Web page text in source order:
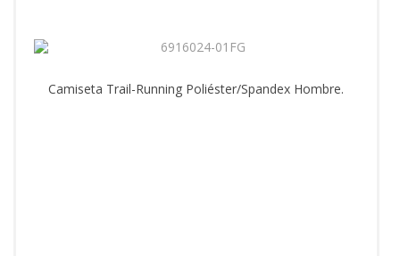
Camiseta Trail-Running Poliéster/Spandex Hombre.